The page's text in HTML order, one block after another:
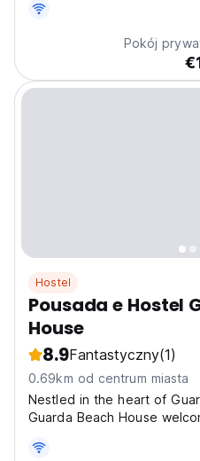
is located 8.5 km from
Encantada Hoste guests
barbecue facilities....
Pokój
Hostel
Pousada e Hostel
House
8.9Fantastyczny(1)
0.69km od centrum miasta
Nestled in the heart of
Guarda Beach House
boasting panoramic